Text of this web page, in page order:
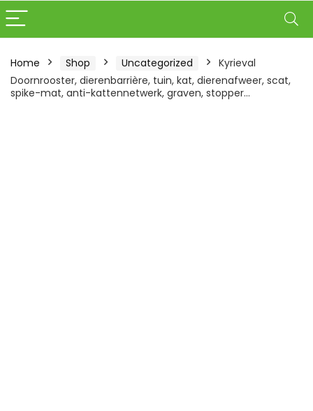
Home Shop Uncategorized
Kyrieval
Doornrooster, dierenbarrière, tuin, kat, dierenafweer, scat,
spike-mat, anti-kattennetwerk, graven, stopper…